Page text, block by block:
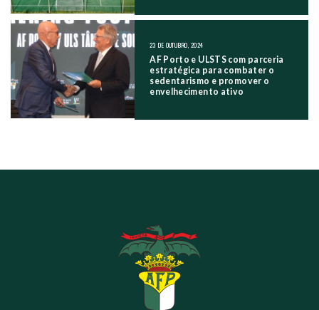
23 DE OUTUBRO, 2024
AF Porto e ULSTS com parceria
estratégica para combater o
sedentarismo e promover o
envelhecimento ativo